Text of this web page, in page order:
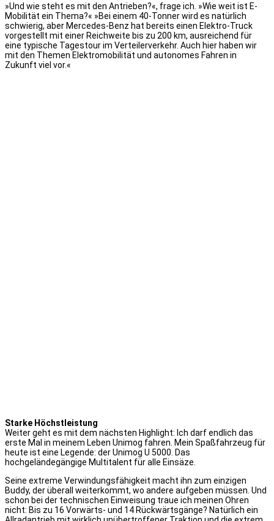
»Und wie steht es mit den Antrieben?«, frage ich. »Wie weit ist E-
Mobilität ein Thema?« »Bei einem 40-Tonner wird es natürlich
schwierig, aber Mercedes-Benz hat bereits einen Elektro-Truck
vorgestellt mit einer Reichweite bis zu 200 km, ausreichend für
eine typische Tagestour im Verteilerverkehr. Auch hier haben wir
mit den Themen Elektromobilität und autonomes Fahren in
Zukunft viel vor.«
Starke Höchstleistung
Weiter geht es mit dem nächsten Highlight: Ich darf endlich das
erste Mal in meinem Leben Unimog fahren. Mein Spaßfahrzeug für
heute ist eine Legende: der Unimog U 5000. Das
hochgeländegängige Multitalent für alle Einsäze.
Seine extreme Verwindungsfähigkeit macht ihn zum einzigen
Buddy, der überall weiterkommt, wo andere aufgeben müssen. Und
schon bei der technischen Einweisung traue ich meinen Ohren
nicht: Bis zu 16 Vorwärts- und 14 Rückwärtsgänge? Natürlich ein